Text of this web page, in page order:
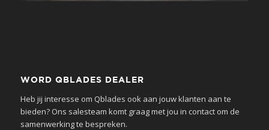
WORD QBLADES DEALER
Heb jij interesse om Qblades ook aan jouw klanten aan te
bieden? Ons salesteam komt graag met jou in contact om de
samenwerking te bespreken.